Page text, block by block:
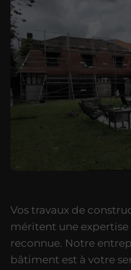
Vos travaux de
méritent une
reconnue. Notre
bâtiment est à votre